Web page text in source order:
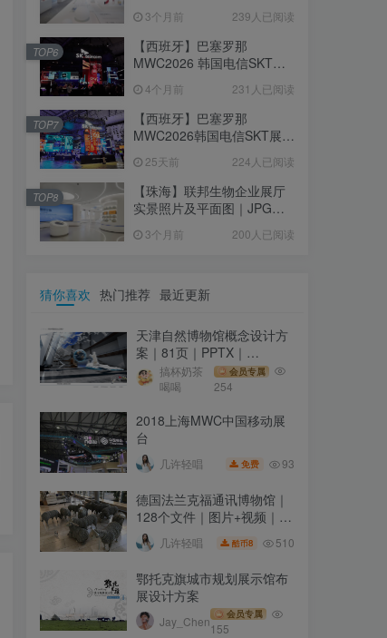
透明OLED屏幕 氛围画面展示 腾讯深圳滨海展厅 Tencent Experience Centre
3个月前 239人已阅读
【西班牙】巴塞罗那
MWC2026 韩国电信SKT展
105.67M
4个月前 231人已阅读
TOP6
【西班牙】巴塞罗那
MWC2026韩国电信SKT展台
个｜16.51M
25天前 224人已阅读
TOP7
【珠海】联邦生物企业展厅
实景照片及平面图｜JPG｜
3个月前 200人已阅读
TOP8
猜你喜欢 热门推荐 最近更新
天津自然博物馆概念设计方
案｜81页｜PPTX｜
112.01M
搞杯奶茶
喝喝
会员专属
254
2018上海MWC中国移动展
台
几许轻唱 免费 93
德国法兰克福通讯博物馆｜
128个文件｜图片+视频｜
780.92M
几许轻唱 酷币8 510
鄂托克旗城市规划展示馆布
展设计方案
Jay_Chen 会员专属
155